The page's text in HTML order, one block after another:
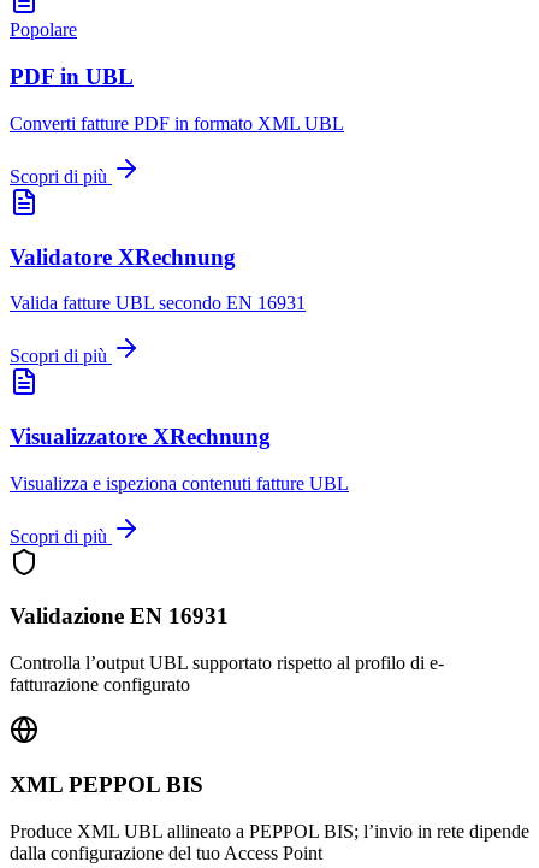
Popolare
PDF in UBL
Converti fatture PDF in formato XML UBL
Scopri di più
Validatore XRechnung
Valida fatture UBL secondo EN 16931
Scopri di più
Visualizzatore XRechnung
Visualizza e ispeziona contenuti fatture UBL
Scopri di più
Validazione EN 16931
Controlla l’output UBL supportato rispetto al profilo di e-
fatturazione configurato
XML PEPPOL BIS
Produce XML UBL allineato a PEPPOL BIS; l’invio in rete dipende
dalla configurazione del tuo Access Point